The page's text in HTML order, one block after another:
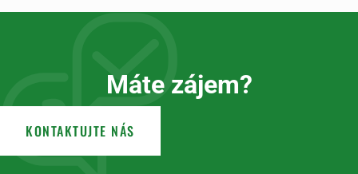
Máte zájem?
KONTAKTUJTE NÁS